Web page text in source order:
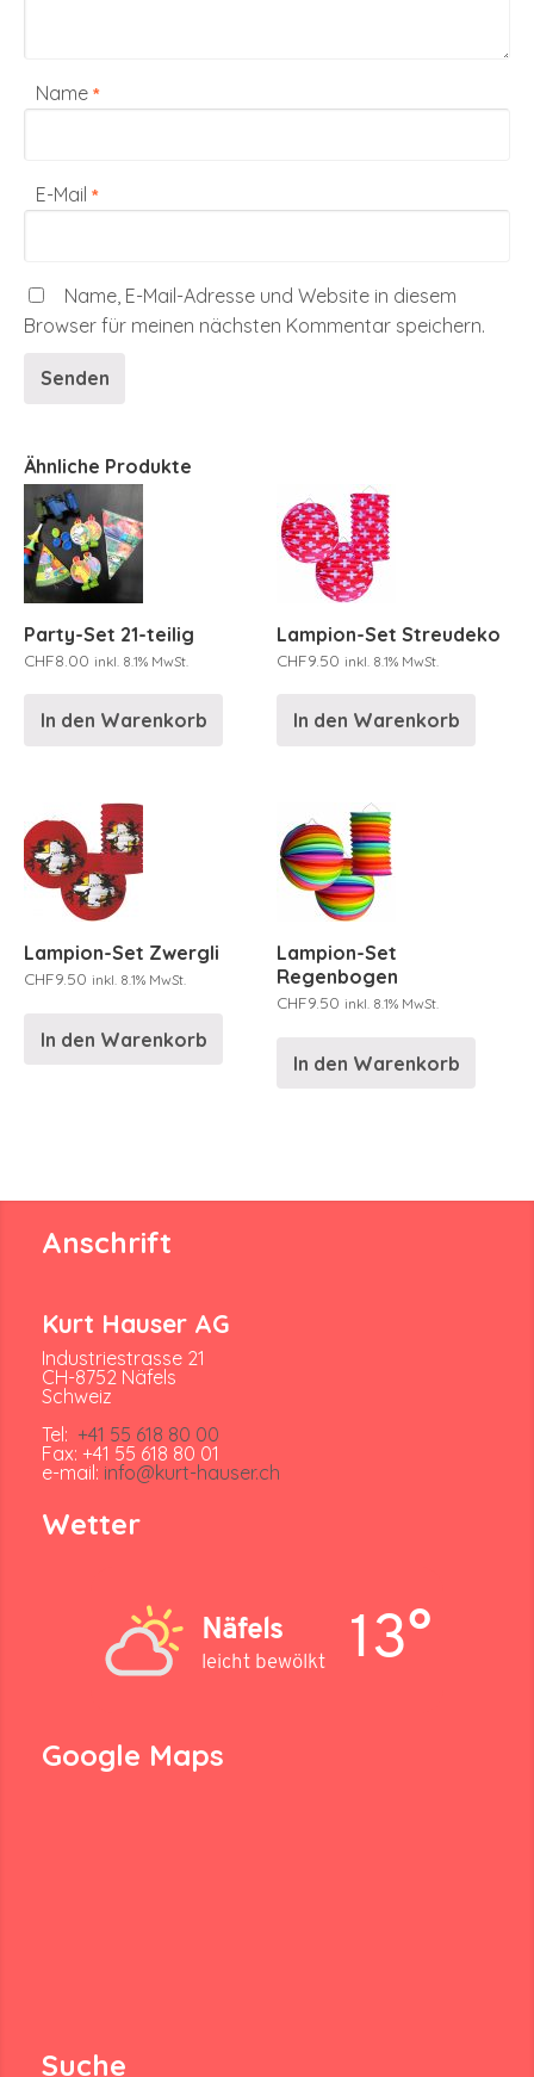
Name *
E-Mail *
Name, E-Mail-Adresse und Website in diesem
Browser für meinen nächsten Kommentar speichern.
Ähnliche Produkte
Party-Set 21-teilig
CHF8.00 inkl. 8.1% MwSt.
In den Warenkorb
Lampion-Set Streudeko
CHF9.50 inkl. 8.1% MwSt.
In den Warenkorb
Lampion-Set Zwergli
CHF9.50 inkl. 8.1% MwSt.
In den Warenkorb
Lampion-Set
Regenbogen
CHF9.50 inkl. 8.1% MwSt.
In den Warenkorb
Anschrift
Kurt Hauser AG
Industriestrasse 21
CH-8752 Näfels
Schweiz
Tel: +41 55 618 80 00
Fax: +41 55 618 80 01
e-mail: info@kurt-hauser.ch
Wetter
Näfels
leicht bewölkt 13°
Google Maps
Suche